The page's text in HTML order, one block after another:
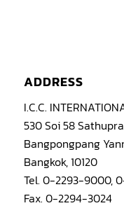
ADDRESS
I.C.C.
530 Soi 58
Bangpongpang
Bangkok, 10120
Tel. 0-2293-9000,
Fax. 0-2294-3024